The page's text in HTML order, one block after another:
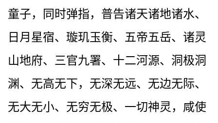
童子，同时弹指，普告诸天诸地诸水、
日月星宿、璇玑玉衡、五帝五岳、诸灵
山地府、三官九署、十二河源、洞极洞
渊、无高无下，无深无远、无边无际、
无大无小、无穷无极、一切神灵，咸使